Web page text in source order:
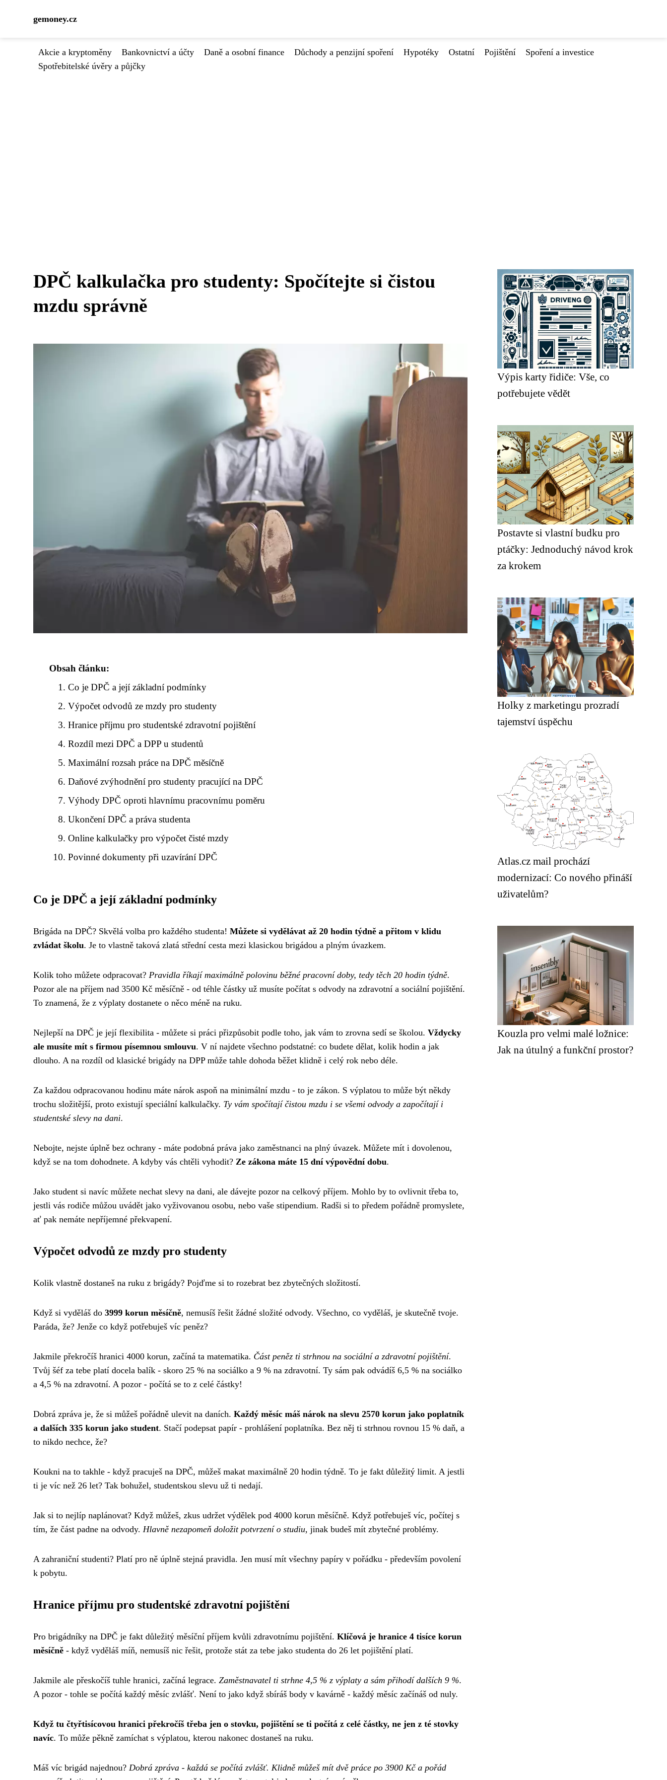
gemoney.cz
Akcie a kryptoměny Bankovnictví a účty Daně a osobní finance Důchody a penzijní spoření Hypotéky Ostatní Pojištění
Spoření a investice
Spotřebitelské úvěry a půjčky
DPČ kalkulačka pro studenty: Spočítejte si čistou
mzdu správně
Obsah článku:
Co je DPČ a její základní podmínky
Výpočet odvodů ze mzdy pro studenty
Hranice příjmu pro studentské zdravotní pojištění
Rozdíl mezi DPČ a DPP u studentů
Maximální rozsah práce na DPČ měsíčně
Daňové zvýhodnění pro studenty pracující na DPČ
Výhody DPČ oproti hlavnímu pracovnímu poměru
Ukončení DPČ a práva studenta
Online kalkulačky pro výpočet čisté mzdy
Povinné dokumenty při uzavírání DPČ
Co je DPČ a její základní podmínky
Brigáda na DPČ? Skvělá volba pro každého studenta! Můžete si vydělávat až 20 hodin týdně a přitom v klidu
zvládat školu. Je to vlastně taková zlatá střední cesta mezi klasickou brigádou a plným úvazkem.
Kolik toho můžete odpracovat? Pravidla říkají maximálně polovinu běžné pracovní doby, tedy těch 20 hodin týdně.
Pozor ale na příjem nad 3500 Kč měsíčně - od téhle částky už musíte počítat s odvody na zdravotní a sociální pojištění.
To znamená, že z výplaty dostanete o něco méně na ruku.
Nejlepší na DPČ je její flexibilita - můžete si práci přizpůsobit podle toho, jak vám to zrovna sedí se školou. Vždycky
ale musíte mít s firmou písemnou smlouvu. V ní najdete všechno podstatné: co budete dělat, kolik hodin a jak
dlouho. A na rozdíl od klasické brigády na DPP může tahle dohoda běžet klidně i celý rok nebo déle.
Za každou odpracovanou hodinu máte nárok aspoň na minimální mzdu - to je zákon. S výplatou to může být někdy
trochu složitější, proto existují speciální kalkulačky. Ty vám spočítají čistou mzdu i se všemi odvody a započítají i
studentské slevy na dani.
Nebojte, nejste úplně bez ochrany - máte podobná práva jako zaměstnanci na plný úvazek. Můžete mít i dovolenou,
když se na tom dohodnete. A kdyby vás chtěli vyhodit? Ze zákona máte 15 dní výpovědní dobu.
Jako student si navíc můžete nechat slevy na dani, ale dávejte pozor na celkový příjem. Mohlo by to ovlivnit třeba to,
jestli vás rodiče můžou uvádět jako vyživovanou osobu, nebo vaše stipendium. Radši si to předem pořádně promyslete,
ať pak nemáte nepříjemné překvapení.
Výpočet odvodů ze mzdy pro studenty
Kolik vlastně dostaneš na ruku z brigády? Pojďme si to rozebrat bez zbytečných složitostí.
Když si vyděláš do 3999 korun měsíčně, nemusíš řešit žádné složité odvody. Všechno, co vyděláš, je skutečně tvoje.
Paráda, že? Jenže co když potřebuješ víc peněz?
Jakmile překročíš hranici 4000 korun, začíná ta matematika. Část peněz ti strhnou na sociální a zdravotní pojištění.
Tvůj šéf za tebe platí docela balík - skoro 25 % na sociálko a 9 % na zdravotní. Ty sám pak odvádíš 6,5 % na sociálko
a 4,5 % na zdravotní. A pozor - počítá se to z celé částky!
Dobrá zpráva je, že si můžeš pořádně ulevit na daních. Každý měsíc máš nárok na slevu 2570 korun jako poplatník
a dalších 335 korun jako student. Stačí podepsat papír - prohlášení poplatníka. Bez něj ti strhnou rovnou 15 % daň, a
to nikdo nechce, že?
Koukni na to takhle - když pracuješ na DPČ, můžeš makat maximálně 20 hodin týdně. To je fakt důležitý limit. A jestli
ti je víc než 26 let? Tak bohužel, studentskou slevu už ti nedají.
Jak si to nejlíp naplánovat? Když můžeš, zkus udržet výdělek pod 4000 korun měsíčně. Když potřebuješ víc, počítej s
tím, že část padne na odvody. Hlavně nezapomeň doložit potvrzení o studiu, jinak budeš mít zbytečné problémy.
A zahraniční studenti? Platí pro ně úplně stejná pravidla. Jen musí mít všechny papíry v pořádku - především povolení
k pobytu.
Hranice příjmu pro studentské zdravotní pojištění
Pro brigádníky na DPČ je fakt důležitý měsíční příjem kvůli zdravotnímu pojištění. Klíčová je hranice 4 tisíce korun
měsíčně - když vyděláš míň, nemusíš nic řešit, protože stát za tebe jako studenta do 26 let pojištění platí.
Jakmile ale přeskočíš tuhle hranici, začíná legrace. Zaměstnavatel ti strhne 4,5 % z výplaty a sám přihodí dalších 9 %.
A pozor - tohle se počítá každý měsíc zvlášť. Není to jako když sbíráš body v kavárně - každý měsíc začínáš od nuly.
Když tu čtyřtisícovou hranici překročíš třeba jen o stovku, pojištění se ti počítá z celé částky, ne jen z té stovky
navíc. To může pěkně zamíchat s výplatou, kterou nakonec dostaneš na ruku.
Máš víc brigád najednou? Dobrá zpráva - každá se počítá zvlášť. Klidně můžeš mít dvě práce po 3900 Kč a pořád
Výpis karty řidiče: Vše, co
potřebujete vědět
Postavte si vlastní budku pro
ptáčky: Jednoduchý návod krok
za krokem
Holky z marketingu prozradí
tajemství úspěchu
Atlas.cz mail prochází
modernizací: Co nového přináší
uživatelům?
Kouzla pro velmi malé ložnice:
Jak na útulný a funkční prostor?